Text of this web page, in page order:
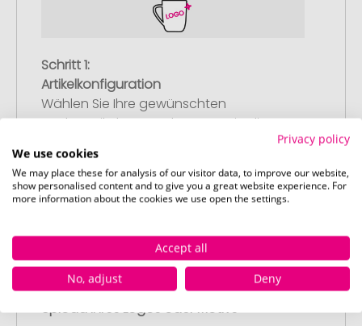
Schritt 1:
Artikelkonfiguration
Wählen Sie Ihre gewünschten
Werbeartikel aus und passen Sie diese
Anschließend legen Sie die konfigurierten
Artikel in Ihren Warenkorb.
Schritt 2:
Upload Ihres Logos oder Motivs
Privacy policy
We use cookies
We may place these for analysis of our visitor data, to improve our website,
show personalised content and to give you a great website experience. For
more information about the cookies we use open the settings.
Accept all
No, adjust
Deny